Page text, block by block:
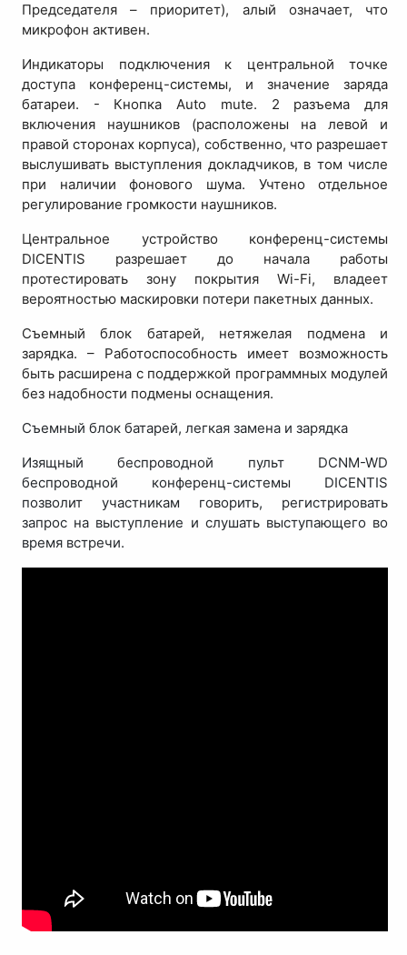
Председателя – приоритет), алый означает, что
микрофон активен.
Индикаторы подключения к центральной точке
доступа конференц-системы, и значение заряда
батареи. - Кнопка Auto mute. 2 разъема для
включения наушников (расположены на левой и
правой сторонах корпуса), собственно, что разрешает
выслушивать выступления докладчиков, в том числе
при наличии фонового шума. Учтено отдельное
регулирование громкости наушников.
Центральное устройство конференц-системы
DICENTIS разрешает до начала работы
протестировать зону покрытия Wi-Fi, владеет
вероятностью маскировки потери пакетных данных.
Съемный блок батарей, нетяжелая подмена и
зарядка. – Работоспособность имеет возможность
быть расширена с поддержкой программных модулей
без надобности подмены оснащения.
Съемный блок батарей, легкая замена и зарядка
Изящный беспроводной пульт DCNM-WD
беспроводной конференц-системы DICENTIS
позволит участникам говорить, регистрировать
запрос на выступление и слушать выступающего во
время встречи.